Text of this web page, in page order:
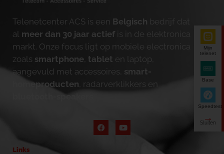
Telenetcenter ACS is een Belgisch bedrijf dat
al meer dan 30 jaar actief is in de elektronica
markt. Onze focus ligt op mobiele electronica
zoals smartphone tablet en laptop,
aangevuld met accessoires, smart-
homeproducten , radarverklikkers en
bluetooth-speakers
Links
Mijn
telenet
Base
Speedtest